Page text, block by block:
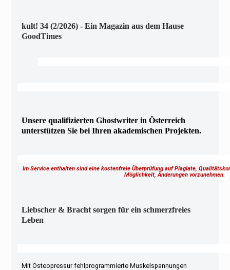
kult! 34 (2/2026) - Ein Magazin aus dem Hause
GoodTimes
Unsere qualifizierten Ghostwriter in Österreich
unterstützen Sie bei Ihren akademischen Projekten.
Im Service enthalten sind eine kostenfreie Überprüfung auf Plagiate,
Möglichkeit, Änderungen vorzunehmen.
Liebscher & Bracht sorgen für ein schmerzfreies
Leben
Mit Osteopressur fehlprogrammierte Muskelspannungen